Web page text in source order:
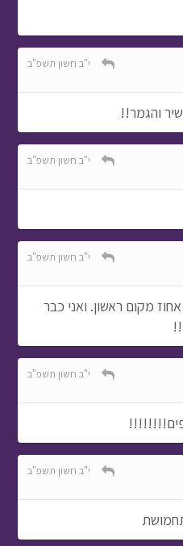
י"ב חשון תשפ"ב
והגמר!!
י"ב חשון תשפ"ב
י"ב חשון תשפ"ב
האדומים מלכים הם 100000 אחוז מקום ראשון. ואני כבר
י"ב חשון תשפ"ב
י"ב חשון תשפ"ב